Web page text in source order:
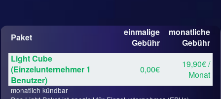
Paket
einmalige
Gebühr
monatliche
Gebühr
Light Cube
(Einzelunternehmer 1
Benutzer)
0,00€
19,90€ /
Monat
monatlich kündbar